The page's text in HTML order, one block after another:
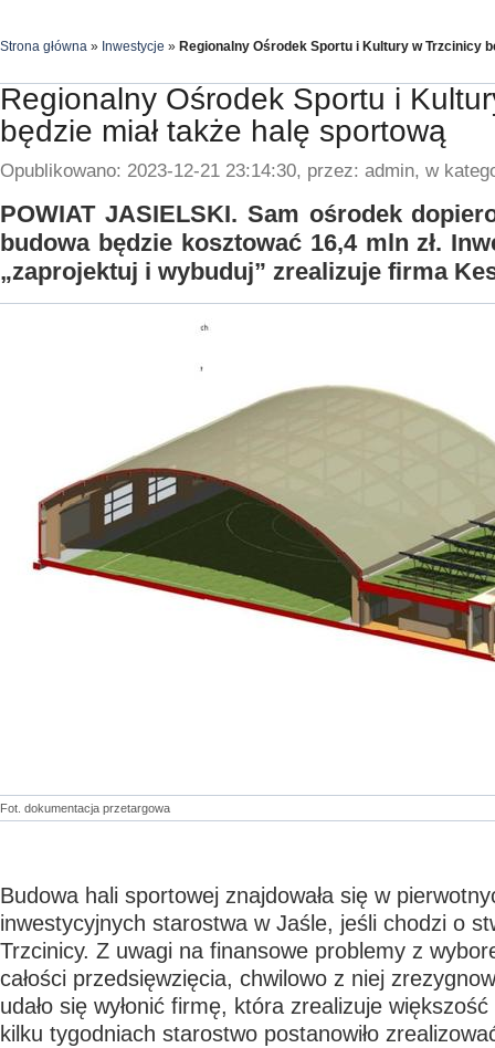
Strona główna » Inwestycje » Regionalny Ośrodek Sportu i Kultury w Trzcinicy
Regionalny Ośrodek Sportu i
będzie miał także halę sportową
Opublikowano: 2023-12-21 23:14:30, przez: admin, w
POWIAT JASIELSKI. Sam ośrodek
budowa będzie kosztować 16,4 mln zł.
„zaprojektuj i wybuduj” zrealizuje firma
Fot. dokumentacja przetargowa
Budowa hali sportowej znajdowała się w
inwestycyjnych starostwa w Jaśle, jeśli chodzi o
Trzcinicy. Z uwagi na finansowe problemy z
całości przedsięwzięcia, chwilowo z niej
udało się wyłonić firmę, która zrealizuje
kilku tygodniach starostwo postanowiło